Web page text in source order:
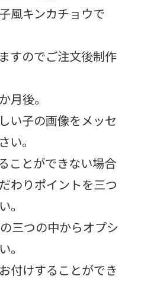
風キンカチョウで
すのでご注文後制作
月後。
い子の画像をメッセ
い。
ことができない場合
わりポイントを三つ
。
三つの中からオプシ
。
付けすることができ